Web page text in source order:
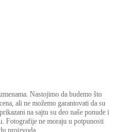
Nastojimo da budemo što
ali ne možemo garantovati da su
na sajtu su deo naše ponude i
Fotografije ne moraju u potpunosti
proizvoda.